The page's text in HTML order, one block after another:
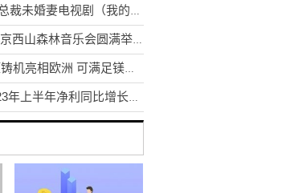
每日消息!我的美女总裁未婚妻电视剧（我的绝美女总裁未婚妻）
2023劲草嘉年华-北京西山森林音乐会圆满举办，助力生物多样性保护
伊之密LEAP系列压铸机亮相欧洲 可满足镁合金等压铸要求 用于高端汽车零部件
亨迪药业：预计2023年上半年净利同比增长83.82%-138.98%-世界播资讯